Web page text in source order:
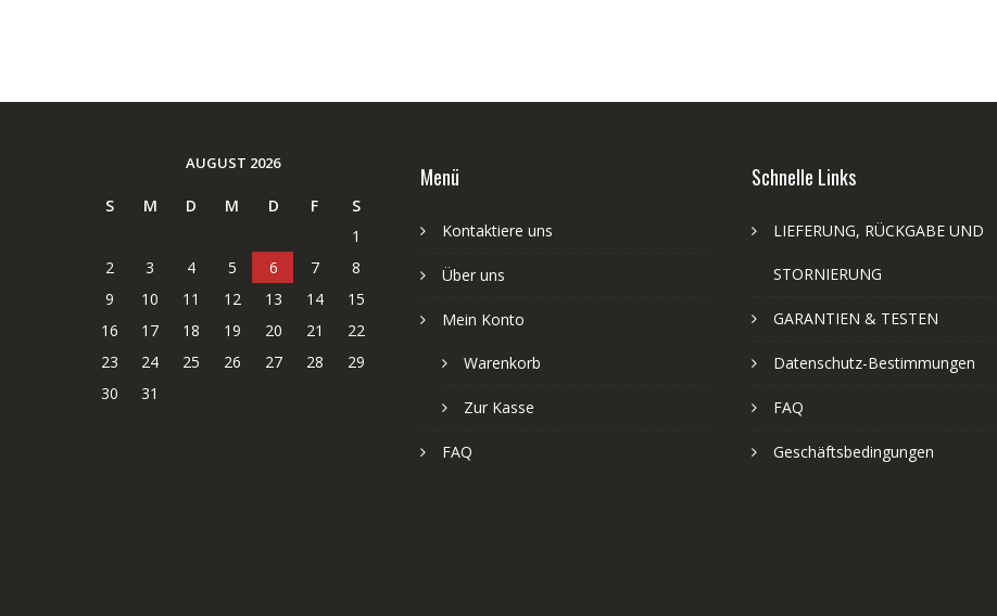
AUGUST 2026
S M D M D F
S
1
2
3 4 5 6 7
8
9
10 11 12 13 14
15
16
17 18 19 20 21
22
23
24 25 26 27 28
29
30
31
Menü
Kontaktiere uns
Über uns
Mein Konto
Warenkorb
Zur Kasse
FAQ
Schnelle Links
LIEFERUNG, RÜCKGABE UND
STORNIERUNG
GARANTIEN & TESTEN
Datenschutz-Bestimmungen
FAQ
Geschäftsbedingungen